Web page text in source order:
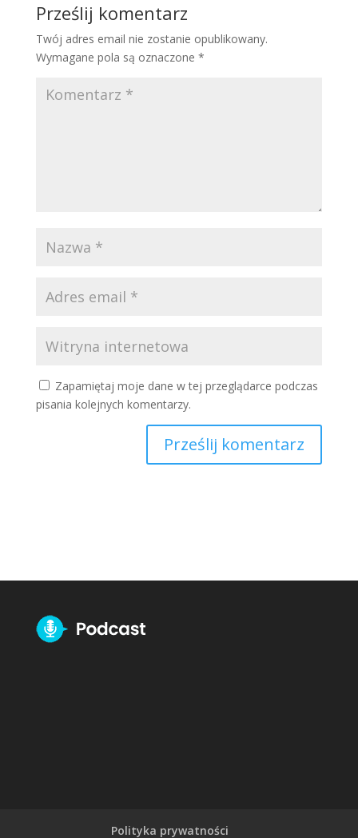
Prześlij komentarz
Twój adres email nie zostanie opublikowany.
Wymagane pola są oznaczone *
Zapamiętaj moje dane w tej przeglądarce podczas
pisania kolejnych komentarzy.
Polityka prywatności